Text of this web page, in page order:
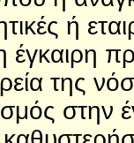
ή
η
της
στην